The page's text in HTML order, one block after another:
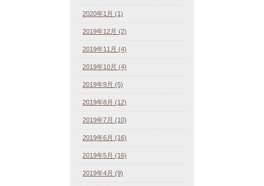
2020年1月 (1)
2019年12月 (2)
2019年11月 (4)
2019年10月 (4)
2019年9月 (5)
2019年8月 (12)
2019年7月 (10)
2019年6月 (16)
2019年5月 (16)
2019年4月 (9)